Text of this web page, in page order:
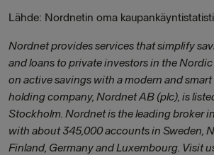
Lähde: Nordnetin oma
Nordnet provides services that simplify
and loans to private investors in the
on active savings with a modern and
holding company, Nordnet AB (plc), is
Stockholm. Nordnet is the leading broker
with about 345,000 accounts in Sweden,
Finland, Germany and Luxembourg. Visit